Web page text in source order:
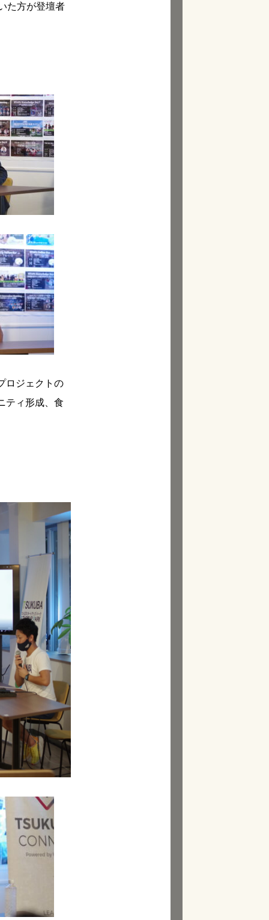
た方が登壇者
ロジェクトの
ティ形成、食